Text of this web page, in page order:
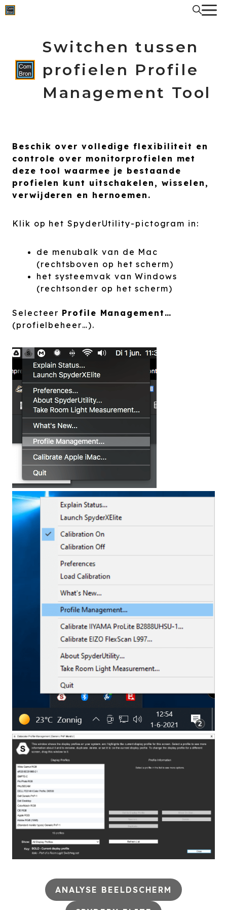
Spring
naar
Switchen tussen
profielen Profile
Management Tool
Beschik over volledige flexibiliteit en
controle over monitorprofielen met
deze tool waarmee je bestaande
profielen kunt uitschakelen, wisselen,
verwijderen en hernoemen.
Klik op het SpyderUtility-pictogram in:
de menubalk van de Mac
(rechtsboven op het scherm)
het systeemvak van Windows
(rechtsonder op het scherm)
Selecteer Profile Management…
(profielbeheer…).
ANALYSE BEELDSCHERM